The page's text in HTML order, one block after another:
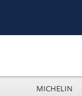
MICHELIN